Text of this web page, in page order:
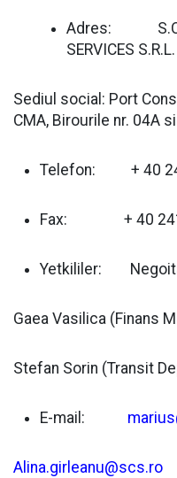
Adres: S.C.
SERVICES S.R.L.
Sediul social: Port
CMA, Birourile nr. 04A
Telefon: + 40
Fax: + 40
Yetkililer: Negoita
Gaea Vasilica (Finans
Stefan Sorin (Transit
E-mail:
Alina.girleanu@scs.ro